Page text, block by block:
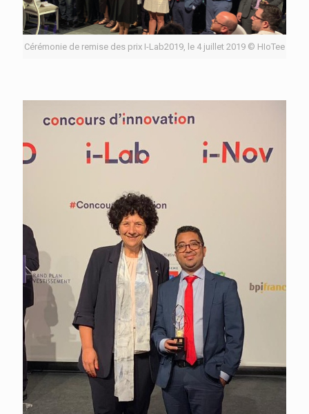
Cérémonie de remise des prix I-Lab2019, le 4 juillet 2019 © HIoTee